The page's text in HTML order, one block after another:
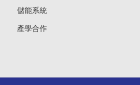
儲能系統
產學合作